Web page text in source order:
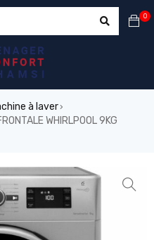
0
à laver›
WHIRLPOOL 9KG